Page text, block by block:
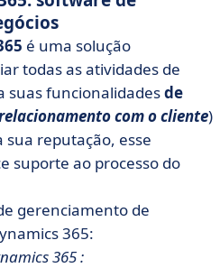
é uma solução
todas as atividades de
suas funcionalidadesde
com o cliente)
reputação, esse
suporte ao processo do
gerenciamento de
365:
365 :